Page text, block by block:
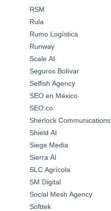
RSM
Rula
Rumo Logística
Runway
Scale AI
Seguros Bolívar
Selfish Agency
SEO en México
SEO.co
Sherlock Communications
Shield AI
Siege Media
Sierra AI
SLC Agrícola
SM Digital
Social Mesh Agency
Softtek